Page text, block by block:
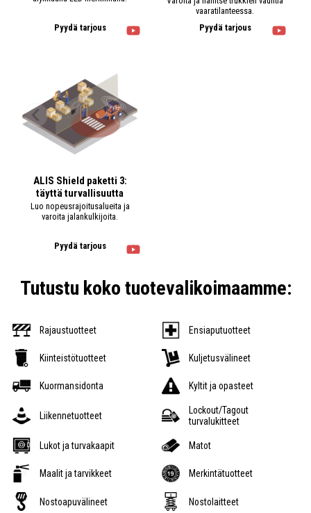
Pyydä tarjous
vaaratilanteessa.
Pyydä tarjous
ALIS Shield paketti 3:
täyttä turvallisuutta
Luo nopeusrajoitusalueita ja
varoita jalankulkijoita.
Pyydä tarjous
Tutustu koko tuotevalikoimaamme:
Rajaustuotteet Ensiaputuotteet
Kiinteistötuotteet Kuljetusvälineet
Kuormansidonta Kyltit ja opasteet
Liikennetuotteet
Lockout/Tagout
turvalukitteet
Lukot ja turvakaapit Matot
Maalit ja tarvikkeet Merkintätuotteet
Nostoapuvälineet Nostolaitteet